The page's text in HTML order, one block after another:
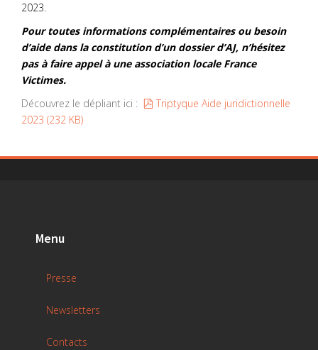
2023.
Pour toutes informations complémentaires ou besoin
d’aide dans la constitution d’un dossier d’AJ, n’hésitez
pas à faire appel à une association locale France
Victimes.
Découvrez le dépliant ici :
pdf
Triptyque Aide juridictionnelle
2023 (232 KB)
Menu
Presse
Newsletters
Contacts